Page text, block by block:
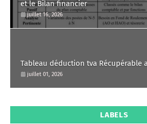
et le Bilan financier
juillet 16, 2026
Tableau déduction tva Récupérable
juillet 01, 2026
LABELS